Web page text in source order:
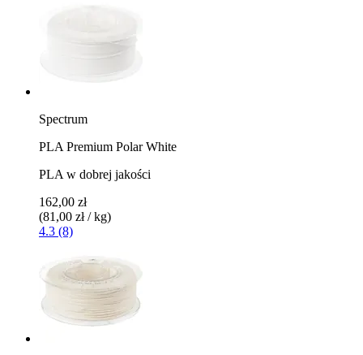
Spectrum
PLA Premium Polar White
PLA w dobrej jakości
162,00 zł
(81,00 zł / kg)
4.3 (8)